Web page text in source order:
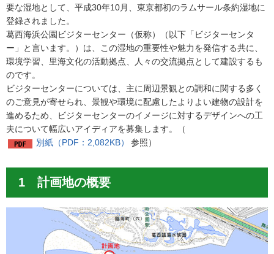
要な湿地として、平成30年10月、東京都初のラムサール条約湿地に
登録されました。
葛西海浜公園ビジターセンター（仮称）（以下「ビジターセンタ
ー」と言います。）は、この湿地の重要性や魅力を発信する共に、
環境学習、里海文化の活動拠点、人々の交流拠点として建設するも
のです。
ビジターセンターについては、主に周辺景観との調和に関する多く
のご意見が寄せられ、景観や環境に配慮したよりよい建物の設計を
進めるため、ビジターセンターのイメージに対するデザインへの工
夫について幅広いアイディアを募集します。（
別紙（PDF：2,082KB）
参照）
1 計画地の概要